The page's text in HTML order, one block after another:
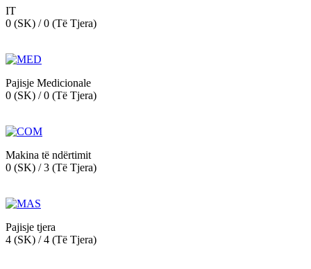
IT
0 (SK) / 0 (Të Tjera)
Pajisje Medicionale
0 (SK) / 0 (Të Tjera)
Makina të ndërtimit
0 (SK) / 3 (Të Tjera)
Pajisje tjera
4 (SK) / 4 (Të Tjera)